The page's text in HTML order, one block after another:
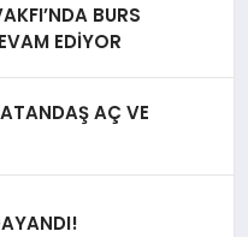
BURS
EDİYOR
AÇ VE